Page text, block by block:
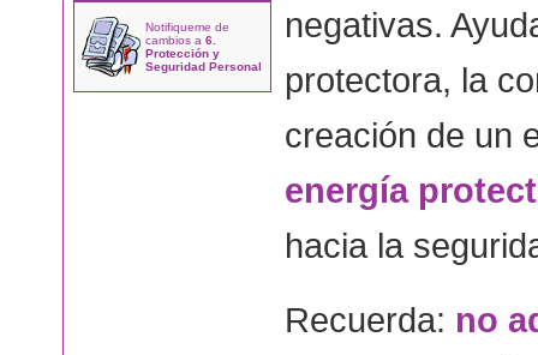
Notifiqueme de
cambios a 6.
Protección y
Seguridad Personal
negativas.
protectora, la
creación de un
energía
hacia la
Recuerda: no